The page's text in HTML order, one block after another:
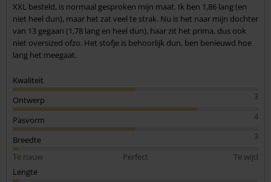
XXL besteld, is normaal gesproken mijn maat. Ik ben 1,86 lang (en
niet heel dun), maar het zat veel te strak. Nu is het naar mijn dochter
van 13 gegaan (1,78 lang en heel dun), haar zit het prima, dus ook
niet oversized ofzo. Het stofje is behoorlijk dun, ben benieuwd hoe
lang het meegaat.
Kwaliteit
3
Ontwerp
4
Pasvorm
3
Breedte
Te nauw
Perfect
Te wijd
Lengte